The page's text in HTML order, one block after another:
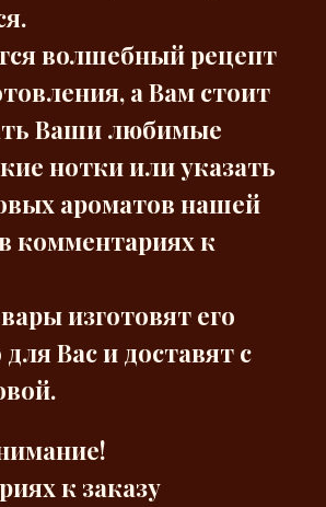
волшебный рецепт
а Вам стоит
Ваши любимые
нотки или указать
ароматов нашей
комментариях к
изготовят его
Вас и доставят с
к заказу